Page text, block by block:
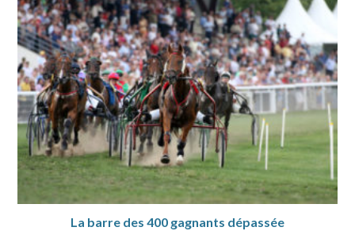
La barre des 400 gagnants dépassée